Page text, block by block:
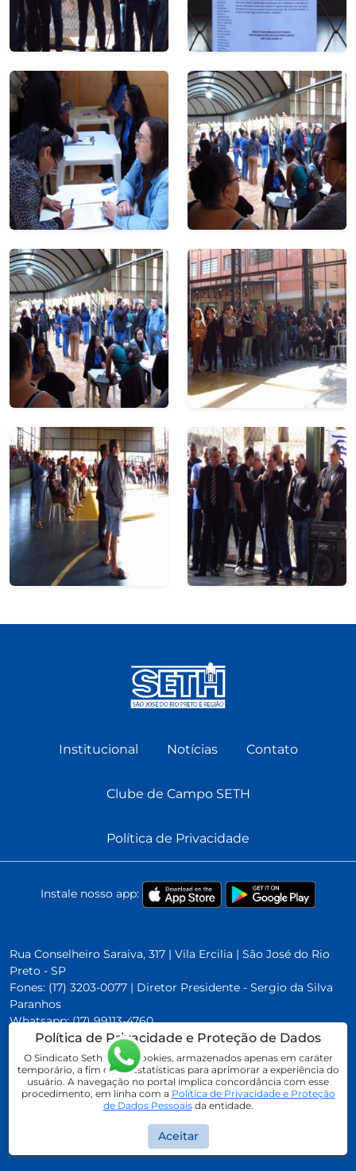
Institucional Notícias Contato
Clube de Campo SETH
Política de Privacidade
Instale nosso app:
Rua Conselheiro Saraiva, 317 | Vila Ercilia | São José do Rio
Preto - SP
Fones: (17) 3203-0077 | Diretor Presidente - Sergio da Silva
Paranhos
Whatsapp:(17) 99113-4760
Sindicato SETH. Todos os direitos reservados
Desenvolvido por
Política de Privacidade e Proteção de Dados
O Sindicato Seth utiliza cookies, armazenados apenas em caráter
temporário, a fim obter estatísticas para aprimorar a experiência do
usuário. A navegação no portal implica concordância com esse
procedimento, em linha com a Política de Privacidade e Proteção
de Dados Pessoaisda entidade.
Aceitar